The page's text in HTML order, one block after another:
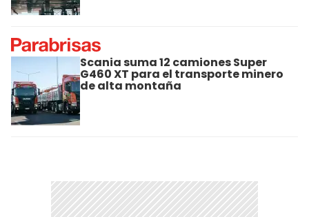
Scania suma 12 camiones Super
G460 XT para el transporte minero
de alta montaña